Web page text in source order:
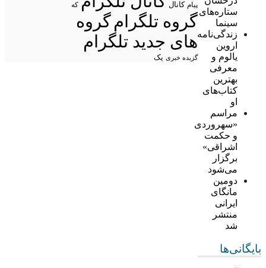
ستاره‌های
سینما
زندگی‌نامه
اروین
یالوم و
معرفی
بهترین
کتاب‌های
او
مراسم
«سهروردی
و حکمت
اشراقی»
برگزار
می‌شود
دومین
مانگای
ایرانی
منتشر
شد
بایگانی‌ها
پیام کانال که
گروه تلگرامگروه
های جدید تلگرام
گزیده خبری یک